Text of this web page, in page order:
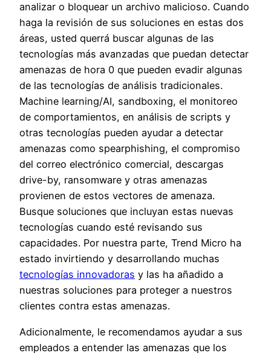
analizar o bloquear un archivo malicioso. Cuando
haga la revisión de sus soluciones en estas dos
áreas, usted querrá buscar algunas de las
tecnologías más avanzadas que puedan detectar
amenazas de hora 0 que pueden evadir algunas
de las tecnologías de análisis tradicionales.
Machine learning/AI, sandboxing, el monitoreo
de comportamientos, en análisis de scripts y
otras tecnologías pueden ayudar a detectar
amenazas como spearphishing, el compromiso
del correo electrónico comercial, descargas
drive-by, ransomware y otras amenazas
provienen de estos vectores de amenaza.
Busque soluciones que incluyan estas nuevas
tecnologías cuando esté revisando sus
capacidades. Por nuestra parte, Trend Micro ha
estado invirtiendo y desarrollando muchas
tecnologías innovadoras y las ha añadido a
nuestras soluciones para proteger a nuestros
clientes contra estas amenazas.
Adicionalmente, le recomendamos ayudar a sus
empleados a entender las amenazas que los